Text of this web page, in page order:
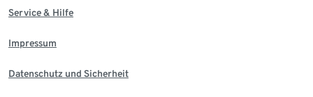
Service & Hilfe
Impressum
Datenschutz und Sicherheit